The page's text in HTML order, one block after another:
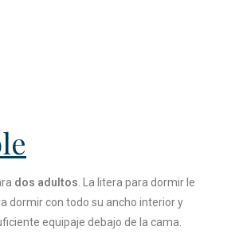
dos adultos . La litera para dormir le
dormir con todo su ancho interior y
equipaje debajo de la cama.